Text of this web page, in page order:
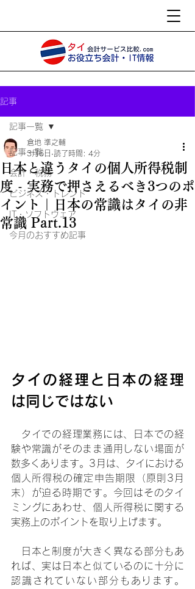
記事
記事一覧
会計・税務
ビジネス・トレンド
IT・ソフトウェア
今月のおすすめ記事
記事一覧
日本と違うタイの個人所得税制
度 - 実務で押さえるべき3つのポ
イント｜日本の常識はタイの非
常識 Part.13
倉地 準之輔
3月6日 読了時間: 4分
タイの経理と日本の経理
は同じではない
タイでの経理業務には、日本での経
験や常識がそのまま通用しない場面が
数多くあります。3月は、タイにおける
個人所得税の確定申告期限（原則3月
末）が迫る時期です。今回はそのタイ
ミングにあわせ、個人所得税に関する
実務上のポイントを取り上げます。
日本と制度が大きく異なる部分もあ
れば、実は日本と似ているのに十分に
認識されていない部分もあります。